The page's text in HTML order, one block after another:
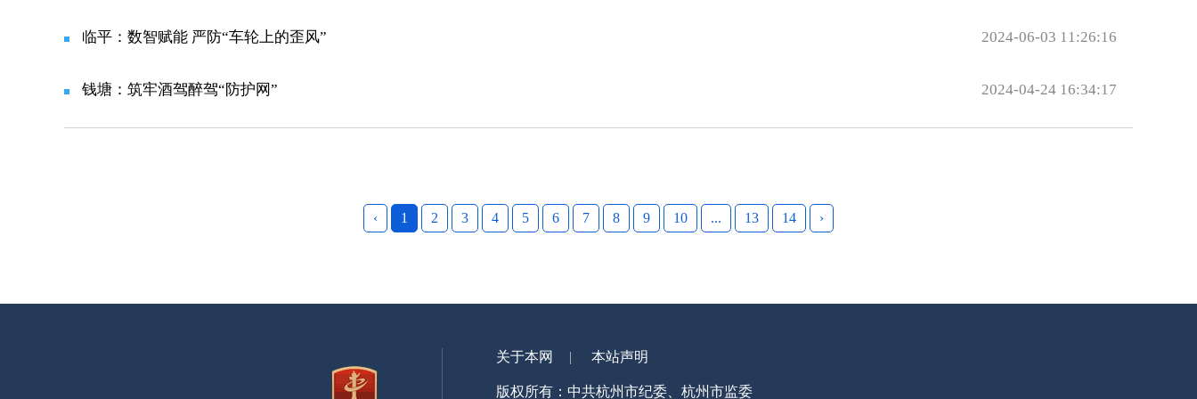
临平：数智赋能 严防“车轮上的歪风” 2024-06-03 11:26:16
钱塘：筑牢酒驾醉驾“防护网” 2024-04-24 16:34:17
‹ 1 2 3 4 5 6 7 8 9 10 ... 13 14 ›
关于本网 本站声明
版权所有：中共杭州市纪委、杭州市监委